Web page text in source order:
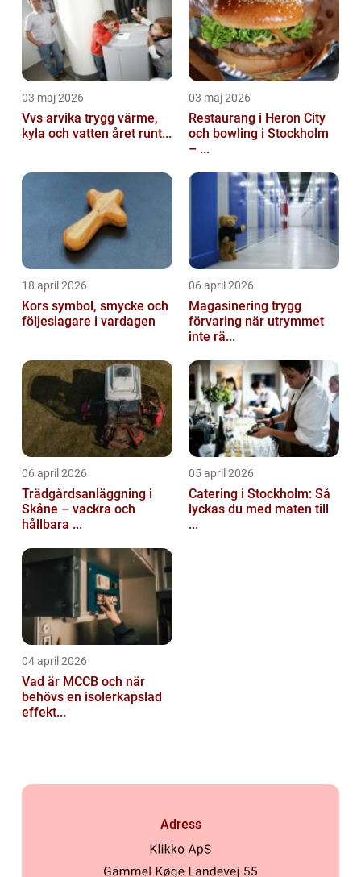
03 maj 2026
Vvs arvika trygg värme,
kyla och vatten året runt...
03 maj 2026
Restaurang i Heron City
och bowling i Stockholm
– ...
18 april 2026
Kors symbol, smycke och
följeslagare i vardagen
06 april 2026
Magasinering trygg
förvaring när utrymmet
inte rä...
06 april 2026
Trädgårdsanläggning i
Skåne – vackra och
hållbara ...
05 april 2026
Catering i Stockholm: Så
lyckas du med maten till
...
04 april 2026
Vad är MCCB och när
behövs en isolerkapslad
effekt...
Adress